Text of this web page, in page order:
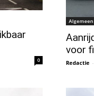
0
Algemeen
voor
Redactie -